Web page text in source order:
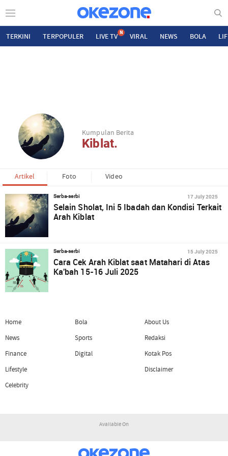
TERKINI TERPOPULER LIVE TV N VIRAL NEWS BOLA
Kumpulan Berita
Kiblat.
Artikel Foto Video
Serba-serbi 17 July 2025
Selain Sholat, Ini 5 Ibadah dan Kondisi Terkait
Arah Kiblat
Serba-serbi 15 July 2025
Cara Cek Arah Kiblat saat Matahari di Atas
Ka'bah 15-16 Juli 2025
Home
News
Finance
Lifestyle
Celebrity
Bola
Sports
Digital
About Us
Redaksi
Kotak Pos
Disclaimer
Available On